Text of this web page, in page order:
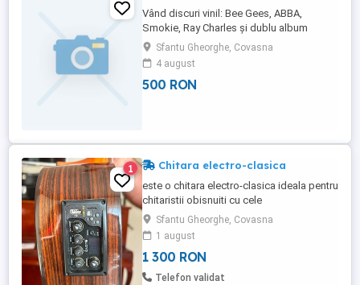
Vând discuri vinil: Bee Gees, ABBA,
Smokie, Ray Charles și dublu album
Beatles
Sfantu Gheorghe, Covasna
4 august
500 RON
1 Chitara electro-clasica
este o chitara electro-clasica ideala pentru
chitaristii obisnuiti cu cele
electrice.Preamplificatorul de 9V amplifica
cu acuratete semnalul corzilor si ofera
control pentru volum, treble si bass. Este
ideala atat pentru folosit pe scena, cat si
pentru inregistrat.Culoare: Naturală.
Sfantu Gheorghe, Covasna
1 august
1 300 RON
Telefon validat